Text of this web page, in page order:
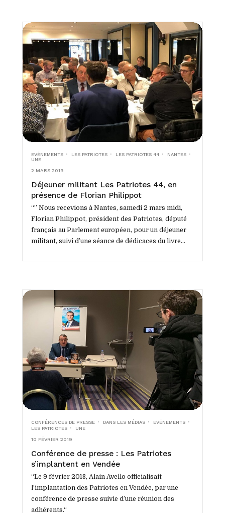
EVÉNEMENTS LES PATRIOTES LES PATRIOTES 44
NANTES
UNE
2 MARS 2019
Déjeuner militant Les Patriotes 44, en
présence de Florian Philippot
“” Nous recevions à Nantes, samedi 2 mars midi,
Florian Philippot, président des Patriotes, député
français au Parlement européen, pour un déjeuner
militant, suivi d’une séance de dédicaces du livre...
CONFÉRENCES DE PRESSE DANS LES MÉDIAS
EVÉNEMENTS
LES PATRIOTES
UNE
10 FÉVRIER 2019
Conférence de presse : Les Patriotes
s’implantent en Vendée
“Le 9 février 2018, Alain Avello officialisait
l’implantation des Patriotes en Vendée, par une
conférence de presse suivie d’une réunion des
adhérents.“